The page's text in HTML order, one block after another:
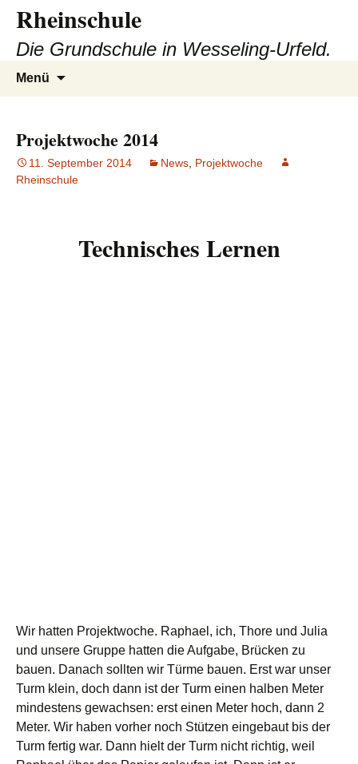
Inhalt
springen
Rheinschule
Die Grundschule in Wesseling-Urfeld.
Menü
Projektwoche 2014
11. September 2014 News Projektwoche
Rheinschule
Technisches Lernen
Wir hatten Projektwoche. Raphael, ich, Thore und Julia
und unsere Gruppe hatten die Aufgabe, Brücken zu
bauen. Danach sollten wir Türme bauen. Erst war unser
Turm klein, doch dann ist der Turm einen halben Meter
mindestens gewachsen: erst einen Meter hoch, dann 2
Meter. Wir haben vorher noch Stützen eingebaut bis der
Turm fertig war. Dann hielt der Turm nicht richtig, weil